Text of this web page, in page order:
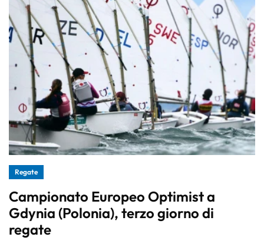
Regate
Campionato Europeo Optimist a
Gdynia (Polonia), terzo giorno di
regate